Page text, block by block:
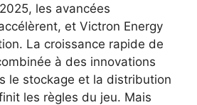
les avancées
et Victron Energy
La croissance rapide de
à des innovations
le stockage et la distribution
les règles du jeu. Mais